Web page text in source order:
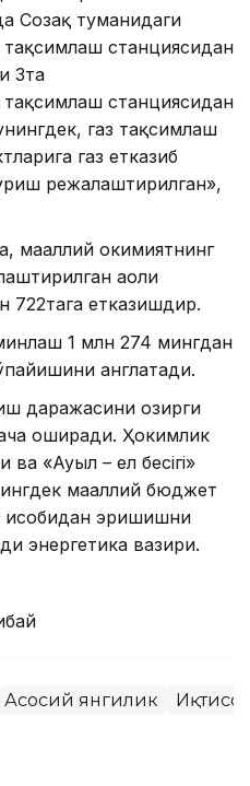
Созақ туманидаги
станциясидан
3та
станциясидан
газ тақсимлаш
газ етказиб
режалаштирилган»,
маҳаллий ҳокимиятнинг
аҳоли
722тага етказишдир.
1 млн 274 мингдан
англатади.
даражасини ҳозирги
оширади. Ҳокимлик
«Ауыл – ел бесігі»
маҳаллий бюджет
эришишни
энергетика вазири.
Асосий янгилик